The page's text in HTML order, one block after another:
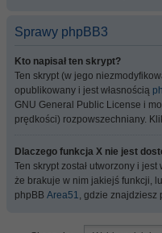
Sprawy phpBB3
Kto napisał ten skrypt?
Ten skrypt (w jego
opublikowany i jest własnością
GNU General Public License i
prędkości) rozpowszechniany.
Dlaczego funkcja X nie jest
Ten skrypt został utworzony i
że brakuje w nim jakiejś funkcji,
phpBB Area51, gdzie znajdziesz